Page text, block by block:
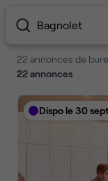
Bagnolet
22 annonces de
22annonces
Dispo le 30